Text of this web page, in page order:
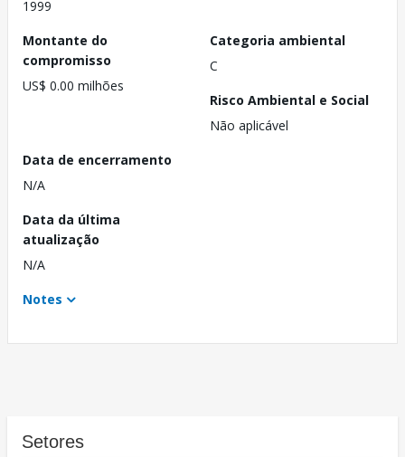
1999
Montante do
compromisso
US$ 0.00 milhões
Categoria ambiental
C
Risco Ambiental e Social
Não aplicável
Data de encerramento
N/A
Data da última
atualização
N/A
Notes
Setores